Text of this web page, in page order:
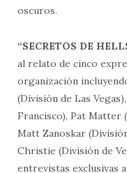
oscuros.
“SECRETOS DE
al relato de cinco
organización
(División de Las
Francisco), Pat Matter
Matt Zanoskar
Christie (División de
entrevistas exclusivas